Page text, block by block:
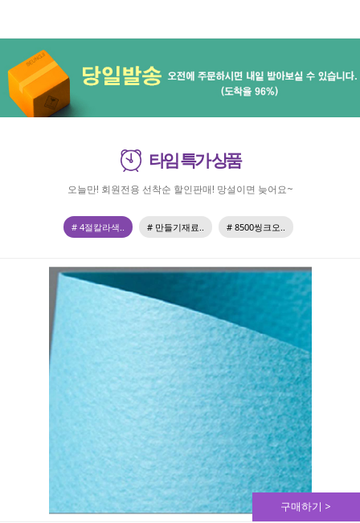
타임 특가 상품
오늘만! 회원전용 선착순 할인판매! 망설이면 늦어요~
# 4절칼라색.. # 만들기재료.. # 8500씽크오..
구매하기 >